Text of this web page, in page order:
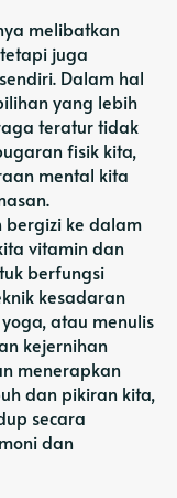
melibatkan
juga
Dalam hal
yang lebih
teratur tidak
fisik kita,
mental kita
ke dalam
vitamin dan
berfungsi
kesadaran
atau menulis
kejernihan
menerapkan
dan pikiran kita,
secara
dan